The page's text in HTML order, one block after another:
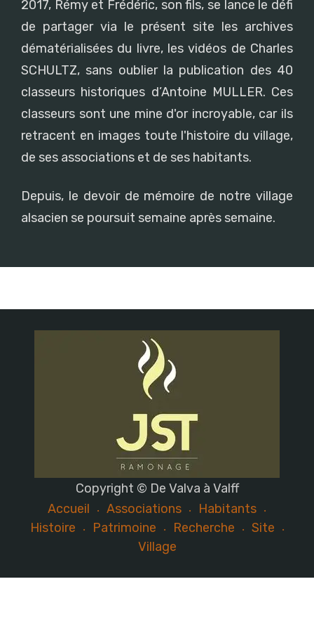
2017, Rémy et Frédéric, son fils, se lance le défi
de partager via le présent site les archives
dématérialisées du livre, les vidéos de Charles
SCHULTZ, sans oublier la publication des 40
classeurs historiques d’Antoine MULLER. Ces
classeurs sont une mine d'or incroyable, car ils
retracent en images toute l'histoire du village,
de ses associations et de ses habitants.
Depuis, le devoir de mémoire de notre village
alsacien se poursuit semaine après semaine.
Copyright © De Valva à Valff
Accueil
Associations
Habitants
Histoire
Patrimoine Recherche
Site
Village